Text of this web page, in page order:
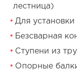
лестница)
Для
Безсварная
Ступени из
Опорные